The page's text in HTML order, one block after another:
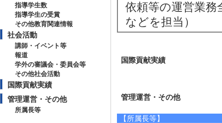
指導学生数
指導学生の受賞
その他教育関連情報
社会活動
講師・イベント等
報道
学外の審議会・委員会等
その他社会活動
国際貢献実績
管理運営・その他
所属長等
依頼等の運営業務
などを担当）
国際貢献実績
管理運営・その他
【所属長等】